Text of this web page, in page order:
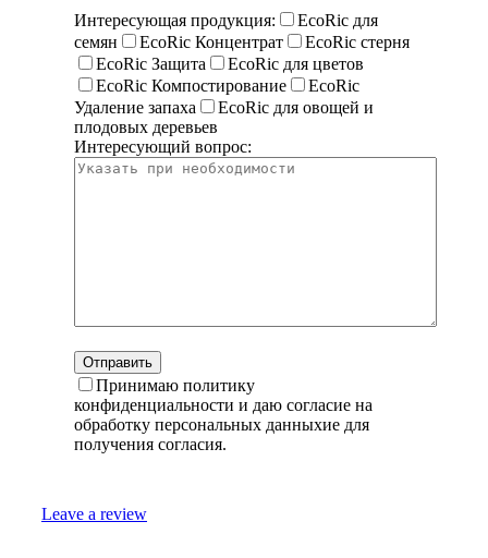
Интересующая продукция:
EcoRic для
семян
EcoRic Концентрат
EcoRic стерня
EcoRic Защита
EcoRic для цветов
EcoRic Компостирование
EcoRic
Удаление запаха
EcoRic для овощей и
плодовых деревьев
Интересующий вопрос:
Принимаю политику
конфиденциальности и даю согласие на
обработку персональных данныхие для
получения согласия.
Leave a review